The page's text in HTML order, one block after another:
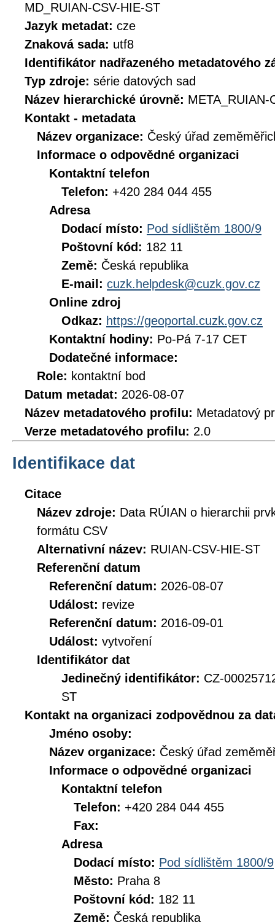
MD_RUIAN-CSV-HIE-ST
Jazyk metadat: cze
Znaková sada: utf8
Identifikátor nadřazeného metadatového
Typ zdroje: série datových sad
Název hierarchické úrovně: META_RUIAN-
Kontakt - metadata
Název organizace: Český úřad
Informace o odpovědné organizaci
Kontaktní telefon
Telefon: +420 284 044 455
Adresa
Dodací místo: Pod sídlištěm 1800/9
Poštovní kód: 182 11
Země: Česká republika
E-mail: cuzk.helpdesk@cuzk.gov.cz
Online zdroj
Odkaz: https://geoportal.cuzk.gov.cz
Kontaktní hodiny: Po-Pá 7-17 CET
Dodatečné informace:
Role: kontaktní bod
Datum metadat: 2026-08-07
Název metadatového profilu: Metadatový
Verze metadatového profilu: 2.0
Identifikace dat
Citace
Název zdroje: Data RÚIAN o hierarchii
formátu CSV
Alternativní název: RUIAN-CSV-HIE-ST
Referenční datum
Referenční datum: 2026-08-07
Událost: revize
Referenční datum: 2016-09-01
Událost: vytvoření
Identifikátor dat
Jedinečný identifikátor: CZ-
ST
Kontakt na organizaci zodpovědnou za
Jméno osoby:
Název organizace: Český úřad
Informace o odpovědné organizaci
Kontaktní telefon
Telefon: +420 284 044 455
Fax:
Adresa
Dodací místo: Pod sídlištěm 1800/9
Město: Praha 8
Poštovní kód: 182 11
Země: Česká republika